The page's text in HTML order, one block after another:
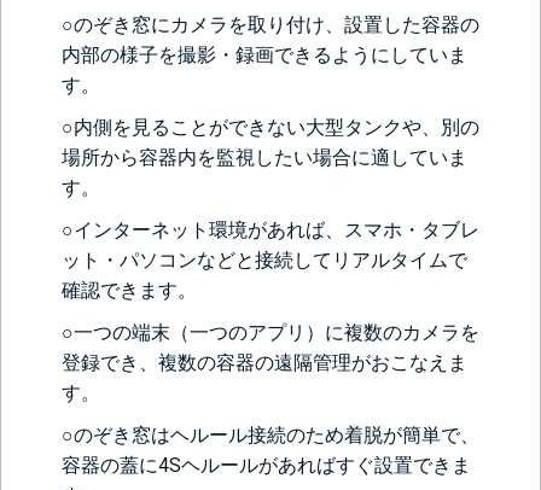
○のぞき窓にカメラを取り付け、設置した容器の
内部の様子を撮影・録画できるようにしていま
す。
○内側を見ることができない大型タンクや、別の
場所から容器内を監視したい場合に適していま
す。
○インターネット環境があれば、スマホ・タブレ
ット・パソコンなどと接続してリアルタイムで
確認できます。
○一つの端末（一つのアプリ）に複数のカメラを
登録でき、複数の容器の遠隔管理がおこなえま
す。
○のぞき窓はヘルール接続のため着脱が簡単で、
容器の蓋に4Sヘルールがあればすぐ設置できま